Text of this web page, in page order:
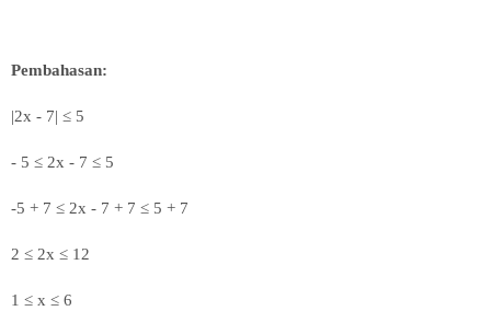
Pembahasan:
|2x - 7| ≤ 5
- 5 ≤ 2x - 7 ≤ 5
-5 + 7 ≤ 2x - 7 + 7 ≤ 5 + 7
2 ≤ 2x ≤ 12
1 ≤ x ≤ 6